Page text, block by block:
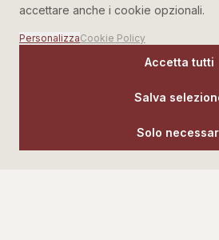
accettare anche i cookie opzionali.
PersonalizzaCookie Policy
Accetta tutti
Salva
Solo